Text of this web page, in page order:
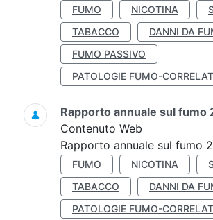
FUMO NICOTINA
TABACCO
DANNI DA
FUMO PASSIVO
PATOLOGIE FUMO-
Rapporto annuale sul fumo
Contenuto Web
Rapporto annuale sul fumo
FUMO NICOTINA
TABACCO
DANNI DA
PATOLOGIE FUMO-